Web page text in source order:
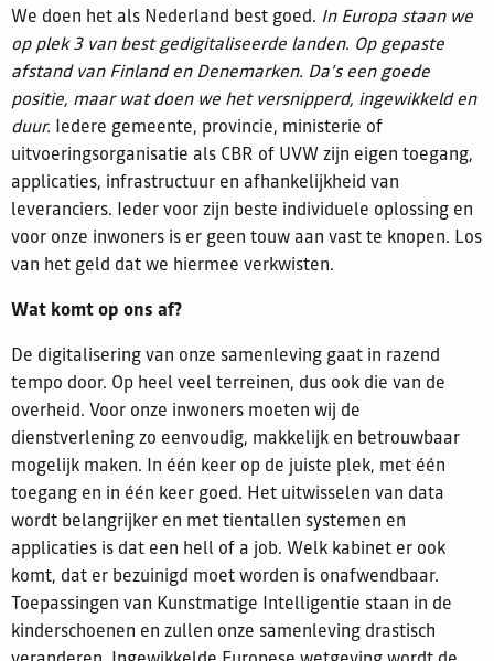
We doen het als Nederland best goed. In Europa staan we
op plek 3 van best gedigitaliseerde landen. Op gepaste
afstand van Finland en Denemarken. Da’s een goede
positie, maar wat doen we het versnipperd, ingewikkeld en
duur.Iedere gemeente, provincie, ministerie of
uitvoeringsorganisatie als CBR of UVW zijn eigen toegang,
applicaties, infrastructuur en afhankelijkheid van
leveranciers. Ieder voor zijn beste individuele oplossing en
voor onze inwoners is er geen touw aan vast te knopen. Los
van het geld dat we hiermee verkwisten.
Wat komt op ons af?
De digitalisering van onze samenleving gaat in razend
tempo door. Op heel veel terreinen, dus ook die van de
overheid. Voor onze inwoners moeten wij de
dienstverlening zo eenvoudig, makkelijk en betrouwbaar
mogelijk maken. In één keer op de juiste plek, met één
toegang en in één keer goed. Het uitwisselen van data
wordt belangrijker en met tientallen systemen en
applicaties is dat een hell of a job. Welk kabinet er ook
komt, dat er bezuinigd moet worden is onafwendbaar.
Toepassingen van Kunstmatige Intelligentie staan in de
kinderschoenen en zullen onze samenleving drastisch